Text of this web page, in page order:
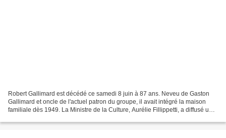
Robert Gallimard est décédé ce samedi 8 juin à 87 ans. Neveu de Gaston
Gallimard et oncle de l'actuel patron du groupe, il avait intégré la maison
familiale dès 1949. La Ministre de la Culture, Aurélie Fillippetti, a diffusé un